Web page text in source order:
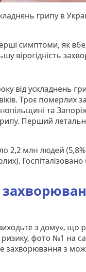
грипу в
симптоми, як
вірогідність
від ускладнень
Троє померлих
та
Перший
2,2 млн людей
захворювання з